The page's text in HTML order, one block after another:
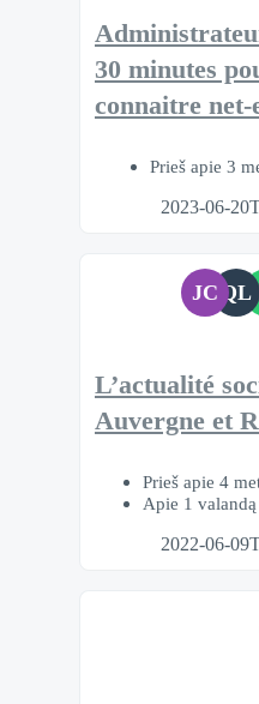
30 minutes
connaitre net-
Prieš apie 3
2023-06-
JC QL
L’actualité
Auvergne et
Prieš apie 4
Apie 1
2022-06-